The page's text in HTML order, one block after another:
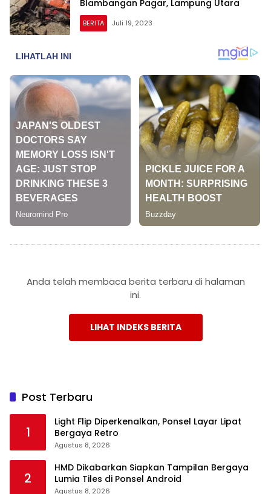
Blambangan Pagar, Lampung Utara
BERITA Juli 19, 2023
Anda telah membaca berita terbaru di halaman
ini.
LIHAT INDEKS BERITA
Post Terbaru
1
Light Flip Diperkenalkan, Ponsel Layar Lipat
Bergaya Retro
Agustus 8, 2026
2
HMD Dikabarkan Siapkan Tampilan Bergaya
Lumia Tiles di Ponsel Android
Agustus 8, 2026